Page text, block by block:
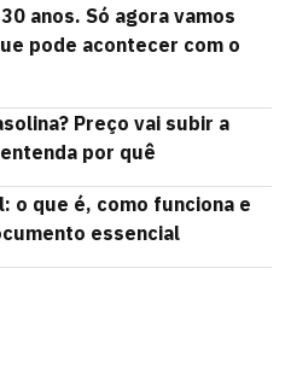
anos. Só agora vamos
pode acontecer com o
Preço vai subir a
por quê
o que é, como funciona e
essencial